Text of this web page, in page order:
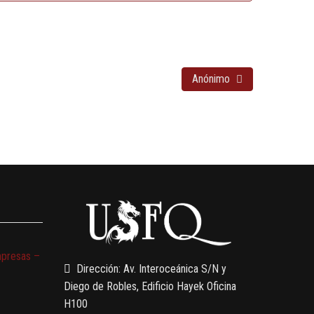
Anónimo
–
Dirección: Av. Interoceánica S/N y
Diego de Robles, Edificio Hayek Oficina
H100